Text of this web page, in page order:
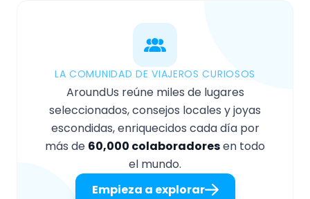
LA COMUNIDAD DE VIAJEROS CURIOSOS
AroundUs reúne miles de lugares
seleccionados, consejos locales y joyas
escondidas, enriquecidos cada día por
más de 60,000 colaboradoresen todo
el mundo.
Empieza a explorar